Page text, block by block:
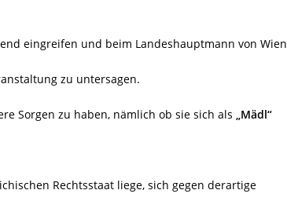
eingreifen und beim Landeshauptmann von Wien
zu untersagen.
Sorgen zu haben, nämlich ob sie sich als „Mädl“
Rechtsstaat liege, sich gegen derartige